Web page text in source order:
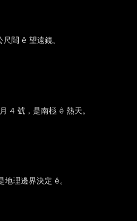
闊 ê 望遠鏡。
4 號，是南極 ê 熱天。
理邊界決定 ê。